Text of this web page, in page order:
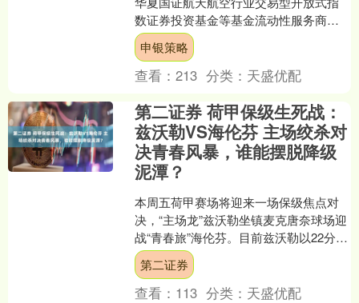
数证券投资基金等基金流动性服务商的
公告为促进华夏国证航天航空行业交易
型开放式指数证券投资基金....
申银策略
查看：213 分类： 天盛优配
第二证券 荷甲保级生死战：
兹沃勒VS海伦芬 主场绞杀对
决青春风暴，谁能摆脱降级
泥潭？
本周五荷甲赛场将迎来一场保级焦点对
决，“主场龙”兹沃勒坐镇麦克唐奈球场迎
战“青春旅”海伦芬。目前兹沃勒以22分位
列积分榜倒数第三，处于降级附加赛
区；海伦芬则以2....
第二证券
查看： 113 分类： 天盛优配